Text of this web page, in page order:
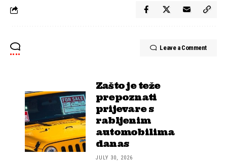
Leave a Comment
Zašto je teže
prepoznati
prijevare s
rabljenim
automobilima
danas
JULY 30, 2026